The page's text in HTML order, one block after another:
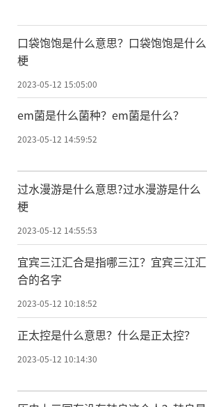
口袋饱饱是什么意思？口袋饱饱是什么
梗
2023-05-12 15:05:00
em菌是什么菌种？em菌是什么？
2023-05-12 14:59:52
过水漫游是什么意思?过水漫游是什么
梗
2023-05-12 14:55:53
宜宾三江汇合是指哪三江？宜宾三江汇
合的名字
2023-05-12 10:18:52
正太控是什么意思？什么是正太控？
2023-05-12 10:14:30